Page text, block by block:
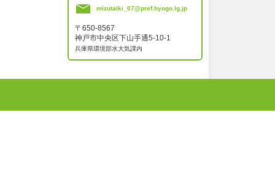
mizutaiki_07@pref.hyogo.lg.jp
〒650-8567
神戸市中央区下山手通5-10-1
兵庫県環境部水大気課内